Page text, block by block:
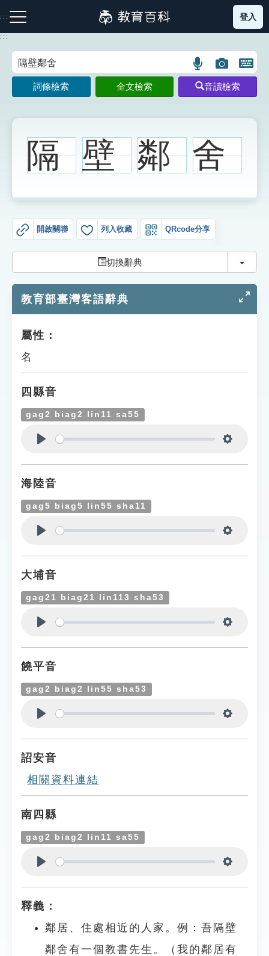
到
主
:::
注音索引圖示 筆畫索引圖示 部首索引表圖示
生字詞彙表
知識索引
遊戲專區
教學應用
貓頭鷹博士
登入
:::
語
言
搜
示
圖
片
搜
示
開
鍵
圖
詞條檢索 全文檢索 音讀檢索
隔 壁 鄰 舍
開啟關聯 列入收藏 QRcode分享
切換辭典 切換
教育部臺灣客語辭典
屬性：
名
四縣音
gag2 biag2 lin11 sa55
海陸音
gag5 biag5 lin55 sha11
大埔音
gag21 biag21 lin113 sha53
饒平音
gag2 biag2 lin55 sha53
詔安音
相關資料連結
南四縣
gag2 biag2 lin11 sa55
釋義：
鄰居、住處相近的人家。例：吾隔壁
鄰舍有一個教書先生。（我的鄰居有